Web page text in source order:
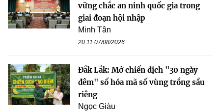
vững chắc an ninh quốc gia trong
giai đoạn hội nhập
Minh Tân
20:11 07/08/2026
Đắk Lắk: Mở chiến dịch "30 ngày
đêm" số hóa mã số vùng trồng sầu
riêng
Ngọc Giàu